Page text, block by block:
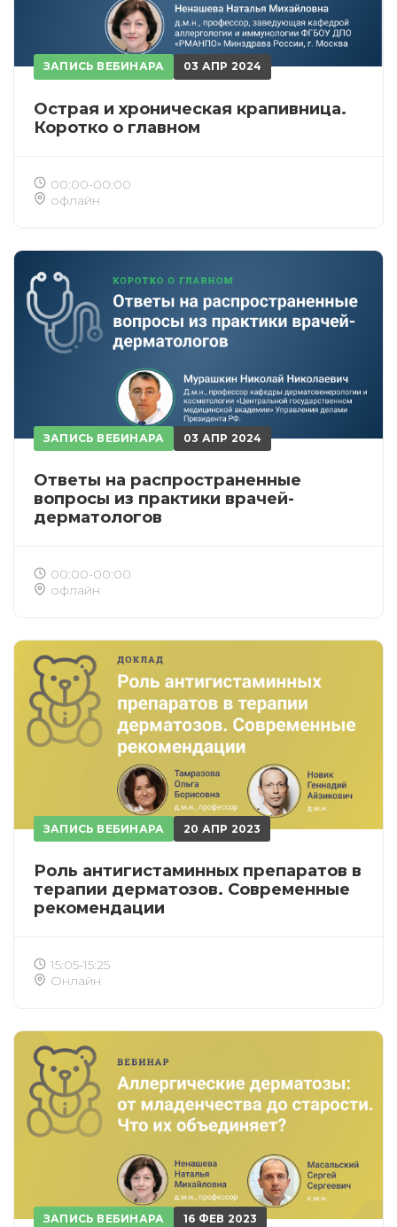
ЗАПИСЬ ВЕБИНАРА 03 АПР 2024
Острая и хроническая крапивница.
Коротко о главном
00:00-00:00
офлайн
ЗАПИСЬ ВЕБИНАРА 03 АПР 2024
Ответы на распространенные
вопросы из практики врачей-
дерматологов
00:00-00:00
офлайн
ЗАПИСЬ ВЕБИНАРА 20 АПР 2023
Роль антигистаминных препаратов в
терапии дерматозов. Современные
рекомендации
15:05-15:25
Онлайн
ЗАПИСЬ ВЕБИНАРА 16 ФЕВ 2023